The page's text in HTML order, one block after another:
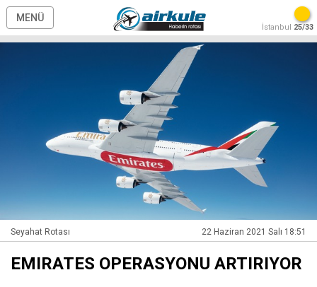
MENÜ
İstanbul 25/33
Seyahat Rotası 22 Haziran 2021 Salı 18:51
EMIRATES OPERASYONU ARTIRIYOR